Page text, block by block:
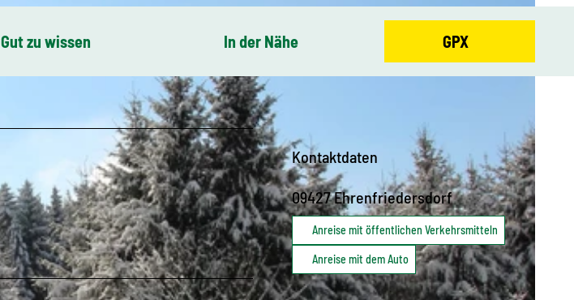
Gut zu wissen In der Nähe GPX
Kontaktdaten
09427Ehrenfriedersdorf
Anreise mit öffentlichen Verkehrsmitteln
Anreise mit dem Auto